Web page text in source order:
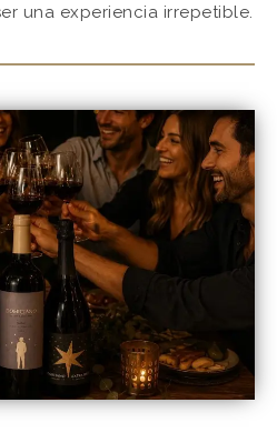
una experiencia irrepetible.